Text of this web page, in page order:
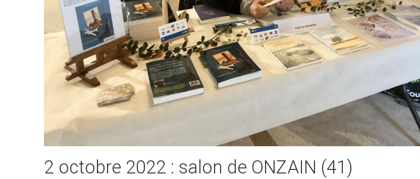
2 octobre 2022 : salon de ONZAIN (41)